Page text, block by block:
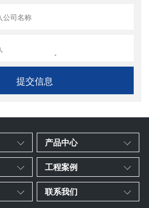
提交信息
产品中心
工程案例
联系我们